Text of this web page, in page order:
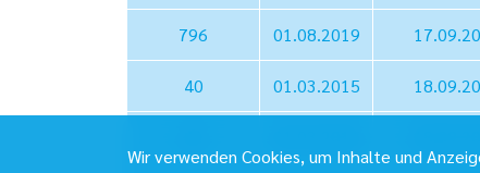
796 01.08.2019
40 01.03.2015
Wir verwenden Cookies, um Inhalte und